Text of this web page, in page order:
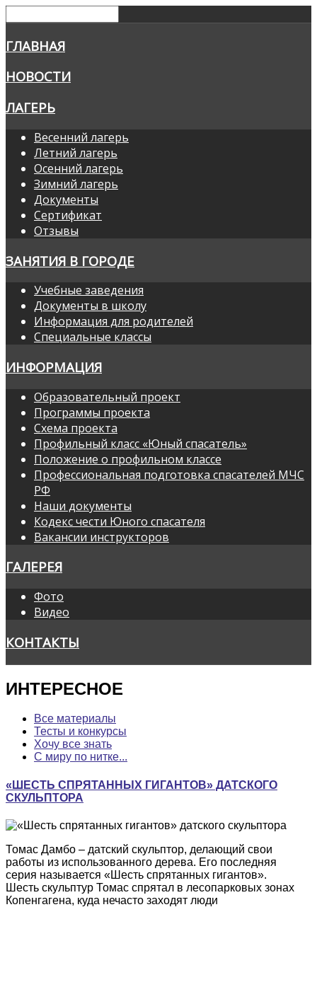
ГЛАВНАЯ
НОВОСТИ
ЛАГЕРЬ
Весенний лагерь
Летний лагерь
Осенний лагерь
Зимний лагерь
Документы
Сертификат
Отзывы
ЗАНЯТИЯ В ГОРОДЕ
Учебные заведения
Документы в школу
Информация для родителей
Специальные классы
ИНФОРМАЦИЯ
Образовательный проект
Программы проекта
Схема проекта
Профильный класс «Юный спасатель»
Положение о профильном классе
Профессиональная подготовка спасателей МЧС
РФ
Наши документы
Кодекс чести Юного спасателя
Вакансии инструкторов
ГАЛЕРЕЯ
Фото
Видео
КОНТАКТЫ
ИНТЕРЕСНОЕ
Все материалы
Тесты и конкурсы
Хочу все знать
С миру по нитке...
«ШЕСТЬ СПРЯТАННЫХ ГИГАНТОВ» ДАТСКОГО
СКУЛЬПТОРА
Томас Дамбо – датский скульптор, делающий свои
работы из использованного дерева. Его последняя
серия называется «Шесть спрятанных гигантов».
Шесть скульптур Томас спрятал в лесопарковых зонах
Копенгагена, куда нечасто заходят люди